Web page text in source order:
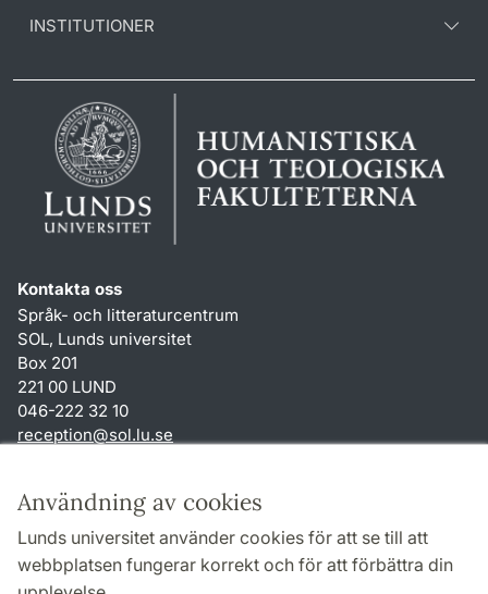
Användning av cookies
Lunds universitet använder cookies för att se till att
webbplatsen fungerar korrekt och för att förbättra din
INSTITUTIONER
Kontakta oss
Språk- och litteraturcentrum
SOL, Lunds universitet
Box 201
221 00 LUND
046-222 32 10
reception@sol.lu.se
Genvägar
Om webbplatsen och cookies
Behandling av personuppgifter
Tillgänglighetsredogörelse